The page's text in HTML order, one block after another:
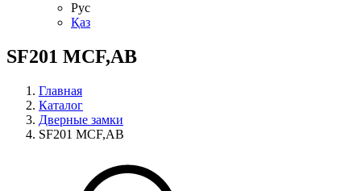
Рус
Қаз
SF201 MCF,AB
Главная
Каталог
Дверные замки
SF201 MCF,AB